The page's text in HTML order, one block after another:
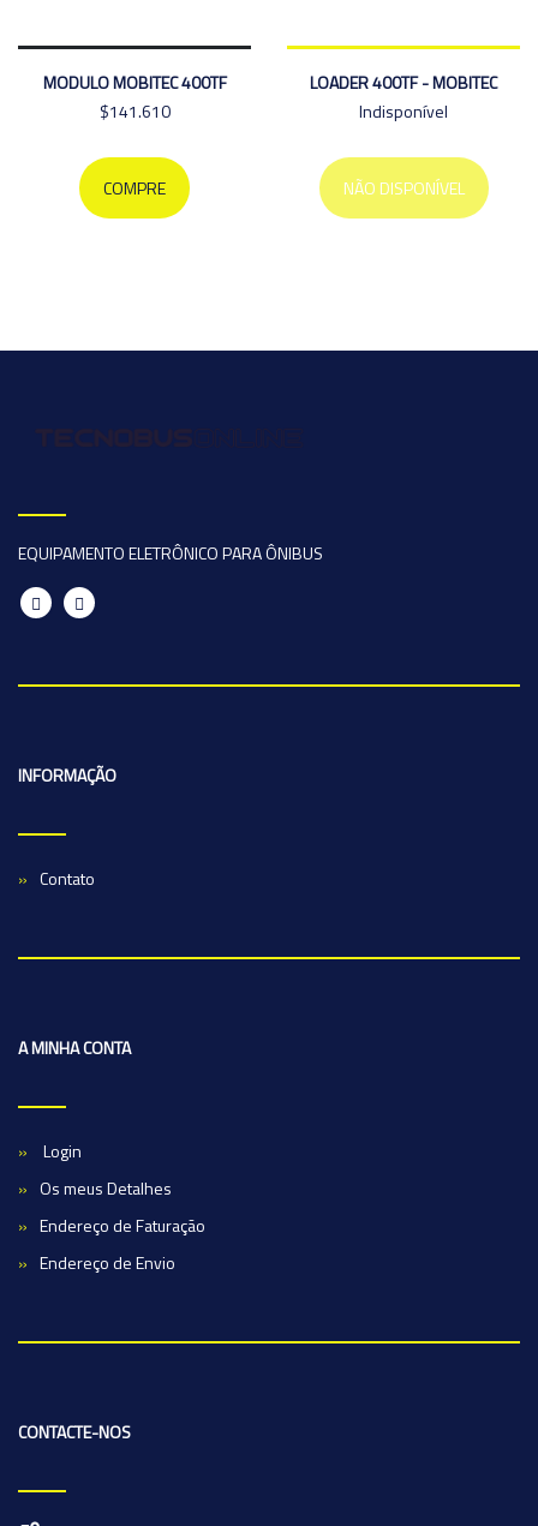
MODULO MOBITEC 400TF
$141.610
COMPRE
LOADER 400TF - MOBITEC
Indisponível
NÃO DISPONÍVEL
EQUIPAMENTO ELETRÔNICO PARA ÔNIBUS
INFORMAÇÃO
Contato
A MINHA CONTA
Login
Os meus Detalhes
Endereço de Faturação
Endereço de Envio
CONTACTE-NOS